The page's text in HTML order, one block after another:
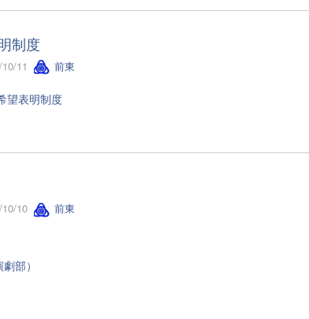
制度
11 前東
望表明制度
10 前東
部）